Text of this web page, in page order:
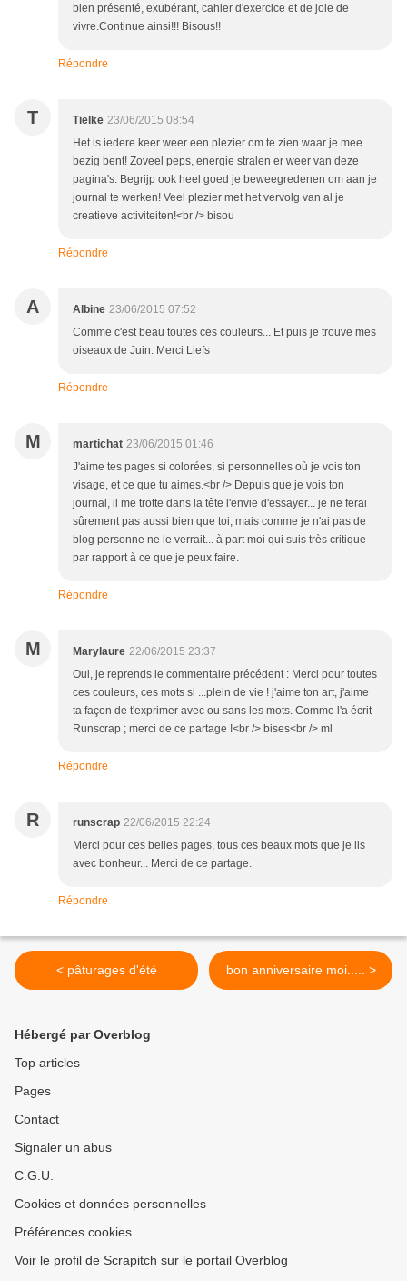
bien présenté, exubérant, cahier d'exercice et de joie de
vivre.Continue ainsi!!! Bisous!!
Répondre
T Tielke 23/06/2015 08:54
Het is iedere keer weer een plezier om te zien waar je mee
bezig bent! Zoveel peps, energie stralen er weer van deze
pagina's. Begrijp ook heel goed je beweegredenen om aan je
journal te werken! Veel plezier met het vervolg van al je
creatieve activiteiten!<br /> bisou
Répondre
A Albine 23/06/2015 07:52
Comme c'est beau toutes ces couleurs... Et puis je trouve mes
oiseaux de Juin. Merci Liefs
Répondre
M martichat 23/06/2015 01:46
J'aime tes pages si colorées, si personnelles où je vois ton
visage, et ce que tu aimes.<br /> Depuis que je vois ton
journal, il me trotte dans la tête l'envie d'essayer... je ne ferai
sûrement pas aussi bien que toi, mais comme je n'ai pas de
blog personne ne le verrait... à part moi qui suis très critique
par rapport à ce que je peux faire.
Répondre
M Marylaure 22/06/2015 23:37
Oui, je reprends le commentaire précédent : Merci pour toutes
ces couleurs, ces mots si ...plein de vie ! j'aime ton art, j'aime
ta façon de t'exprimer avec ou sans les mots. Comme l'a écrit
Runscrap ; merci de ce partage !<br /> bises<br /> ml
Répondre
R runscrap 22/06/2015 22:24
Merci pour ces belles pages, tous ces beaux mots que je lis
avec bonheur... Merci de ce partage.
Répondre
< pâturages d'été bon anniversaire moi..... >
Hébergé par Overblog
Top articles
Pages
Contact
Signaler un abus
C.G.U.
Cookies et données personnelles
Préférences cookies
Voir le profil de Scrapitch sur le portail Overblog